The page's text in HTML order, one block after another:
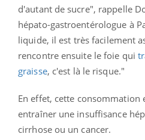
d'autant de sucre", rappelle
hépato-gastroentérologue à
liquide, il est très facilement
rencontre ensuite le foie qui
graisse, c'est là le risque."
En effet, cette consommation
entraîner une insuffisance
cirrhose ou un cancer.